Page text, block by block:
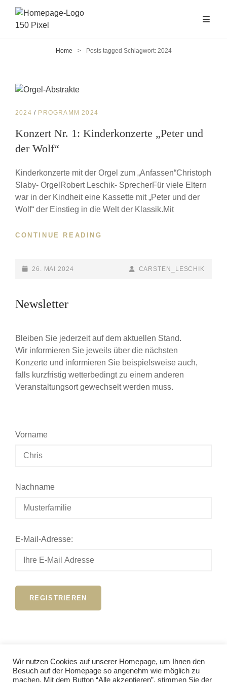
Home > Posts tagged Schlagwort: 2024
CAT
2024 / PROGRAMM 2024
Konzert Nr. 1: Kinderkonzerte „Peter und
der Wolf“
Kinderkonzerte mit der Orgel zum „Anfassen“Christoph
Slaby- OrgelRobert Leschik- SprecherFür viele Eltern
war in der Kindheit eine Kassette mit „Peter und der
Wolf“ der Einstieg in die Welt der Klassik.Mit
CONTINUE READING
KINDERKONZERTE
POSTED-
26. MAI 2024
BY
BYLINE
CARSTEN_LESCHIK
Newsletter
Bleiben Sie jederzeit auf dem aktuellen Stand.
Wir informieren Sie jeweils über die nächsten
Konzerte und informieren Sie beispielsweise auch,
falls kurzfristig wetterbedingt zu einem anderen
Veranstaltungsort gewechselt werden muss.
Vorname
Nachname
E-Mail-Adresse:
Anmelden
Wir nutzen Cookies auf unserer Homepage, um Ihnen den
Besuch auf der Homepage so angenehm wie möglich zu
machen. Mit dem Button “Alle akzeptieren”, stimmen Sie der